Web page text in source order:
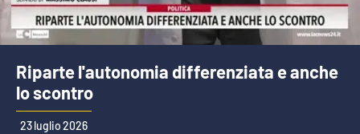
Riparte l'autonomia differenziata e anche
lo scontro
23 luglio 2026